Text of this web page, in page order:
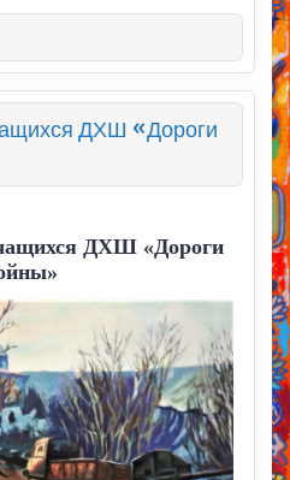
ДХШ «Дороги
ДХШ «Дороги